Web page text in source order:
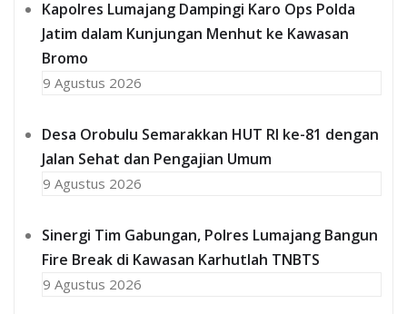
Kapolres Lumajang Dampingi Karo Ops Polda
Jatim dalam Kunjungan Menhut ke Kawasan
Bromo
9 Agustus 2026
‎Desa Orobulu Semarakkan HUT RI ke-81 dengan
Jalan Sehat dan Pengajian Umum
9 Agustus 2026
Sinergi Tim Gabungan, Polres Lumajang Bangun
Fire Break di Kawasan Karhutlah TNBTS
9 Agustus 2026